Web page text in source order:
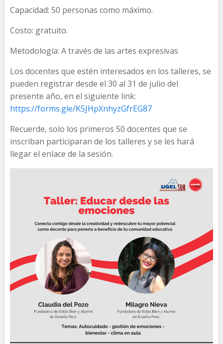
Capacidad: 50 personas como máximo.
Costo: gratuito.
Metodología: A través de las artes expresivas
Los docentes que estén interesados en los talleres, se
pueden registrar desde el 30 al 31 de julio del
presente año, en el siguiente link:
https://forms.gle/K5JHpXnhyzGfrEG87
Recuerde, solo los primeros 50 docentes que se
inscriban participaran de los talleres y se les hará
llegar el enlace de la sesión.